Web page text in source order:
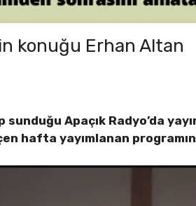
konuğu Erhan Altan
sunduğu Apaçık Radyo’da
hafta yayımlanan programın